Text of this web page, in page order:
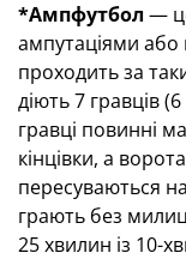
*Ампфутбол —
ампутаціями або
проходить за
діють 7 гравців
гравці повинні
кінцівки, а
пересуваються
грають без
25 хвилин із 10-